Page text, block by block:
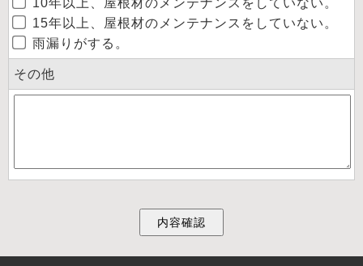
10年以上、屋根材のメンテナンスをしていない。
15年以上、屋根材のメンテナンスをしていない。
雨漏りがする。
その他